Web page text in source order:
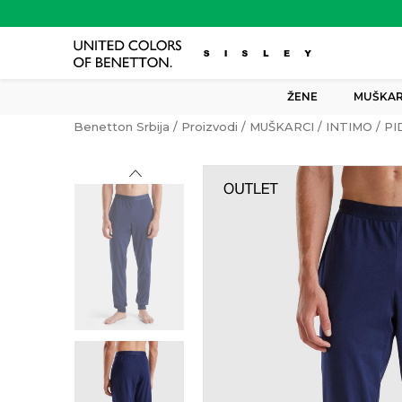
ŽENE
Benetton Srbija Proizvodi MUŠKARCI INTIMO